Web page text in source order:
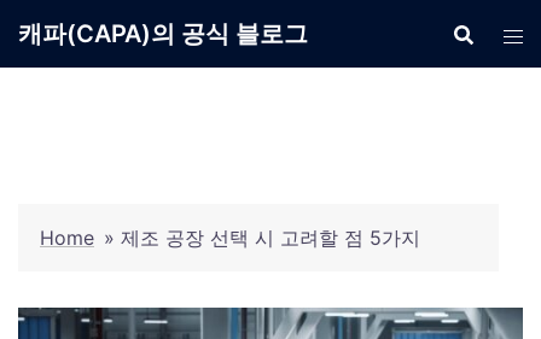
캐파(CAPA)의 공식 블로그
Home » 제조 공장 선택 시 고려할 점 5가지